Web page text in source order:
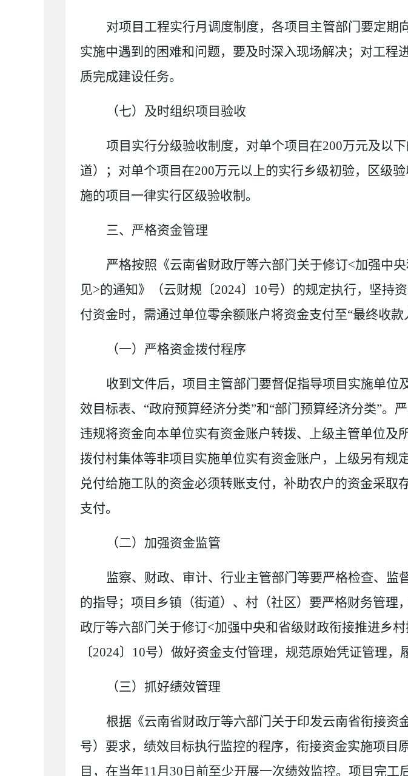
对项目工程实行月调度制度， 各项目主管部门要定期
实施中遇到的困难和问题， 要及时深入现场解决；对工程
质完成建设任务。
（七）及时组织项目验收
项目实行分级验收制度，对单个项目在200万元及以
道）；对单个项目在200万元以上的实行乡级初验，区级
施的项目一律实行区级验收制。
三、严格资金管理
严格按照 《云南省财政厅等六部门关于修订<加强中
见>的通知》（云财规 〔2024〕 10号） 的规定执行，坚持
付资金时，需通过单位零余额账户将资金支付至“最终收
（一）严格资金拨付程序
收到文件后，项目主管部门要督促指导项目实施单
效目标表、 “政府预算经济分类”和“部门预算经济分类”。
违规将资金向本单位实有资金账户转拨、上级主管单位及
拨付村集体等非项目实施单位实有资金账户，上级另有规
兑付给施工队的资金必须转账支付，补助农户的资金采取
支付。
（二）加强资金监管
监察、财政、审计、 行业主管部门等要严格检查、监
的指导；项目乡镇（街道）、村 （社区） 要严格财务管理
政厅等六部门关于修订<加强中央和省级财政衔接推进乡
〔2024〕 10号） 做好资金支付管理， 规范原始凭证管理，
（三）抓好绩效管理
根据 《云南省财政厅等六部门关于印发云南省衔接资
号） 要求，绩效目标执行监控的程序，衔接资金实施项目
目，在当年11月 30 日前至少开展一次绩效监控。项目完工